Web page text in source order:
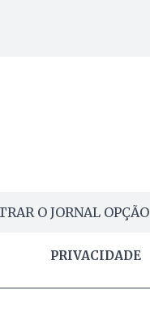
O JORNAL OPÇÃO
PRIVACIDADE